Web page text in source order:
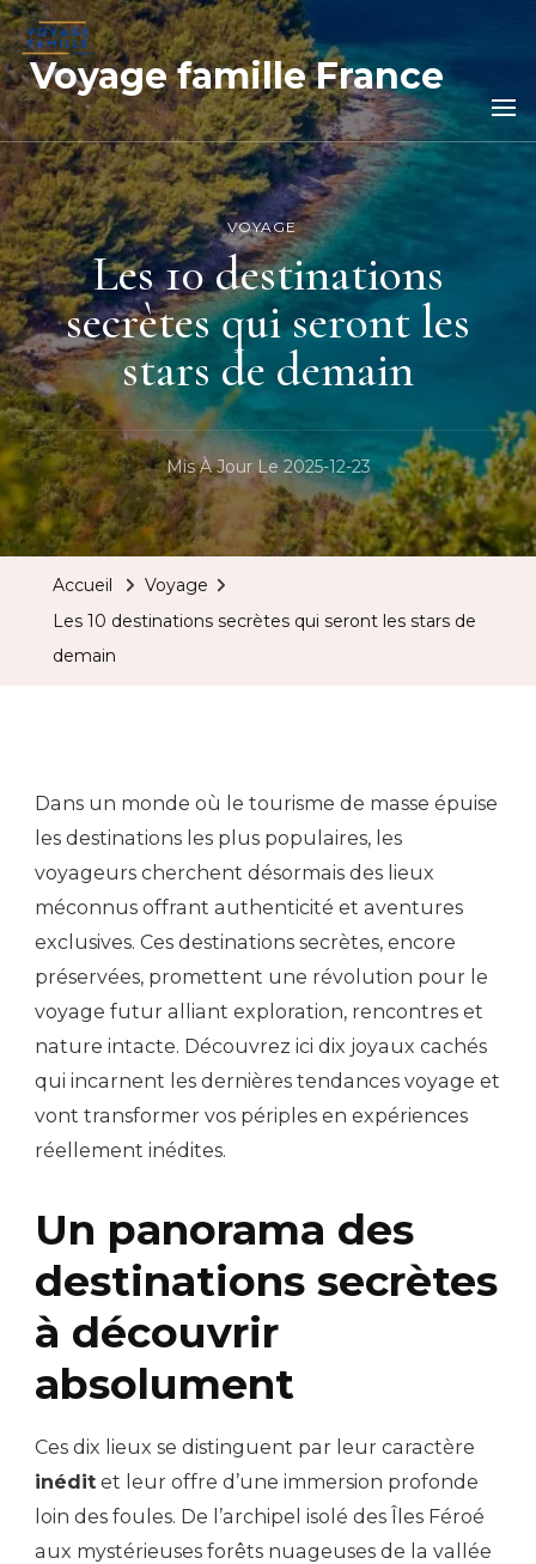
Voyage famille France
VOYAGE
Les 10 destinations
secrètes qui seront les
stars de demain
Mis À Jour Le2025-12-23
Accueil
Voyage
Les 10 destinations secrètes qui seront les stars de
demain
Dans un monde où le tourisme de masse épuise
les destinations les plus populaires, les
voyageurs cherchent désormais des lieux
méconnus offrant authenticité et aventures
exclusives. Ces destinations secrètes, encore
préservées, promettent une révolution pour le
voyage futur alliant exploration, rencontres et
nature intacte. Découvrez ici dix joyaux cachés
qui incarnent les dernières tendances voyage et
vont transformer vos périples en expériences
réellement inédites.
Un panorama des
destinations secrètes
à découvrir
absolument
Ces dix lieux se distinguent par leur caractère
inédit et leur offre d’une immersion profonde
loin des foules. De l’archipel isolé des Îles Féroé
aux mystérieuses forêts nuageuses de la vallée